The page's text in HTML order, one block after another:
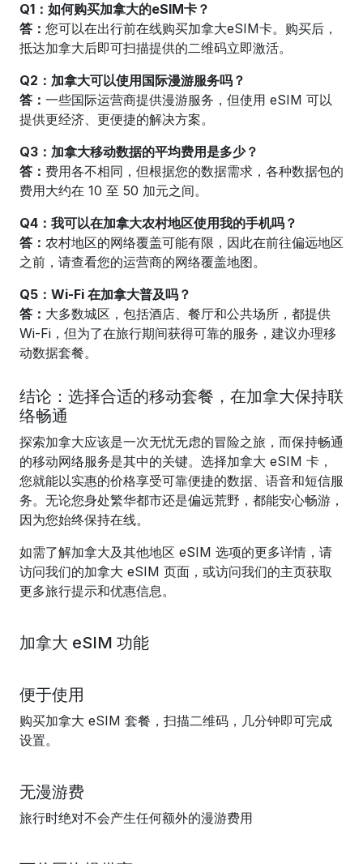
Q1：如何购买加拿大的eSIM卡？
答： 您可以在出行前在线购买加拿大eSIM卡。购买后，
抵达加拿大后即可扫描提供的二维码立即激活。
Q2：加拿大可以使用国际漫游服务吗？
答： 一些国际运营商提供漫游服务，但使用 eSIM 可以
提供更经济、更便捷的解决方案。
Q3：加拿大移动数据的平均费用是多少？
答： 费用各不相同，但根据您的数据需求，各种数据包的
费用大约在 10 至 50 加元之间。
Q4：我可以在加拿大农村地区使用我的手机吗？
答： 农村地区的网络覆盖可能有限，因此在前往偏远地区
之前，请查看您的运营商的网络覆盖地图。
Q5：Wi-Fi 在加拿大普及吗？
答： 大多数城区，包括酒店、餐厅和公共场所，都提供
Wi-Fi，但为了在旅行期间获得可靠的服务，建议办理移
动数据套餐。
结论：选择合适的移动套餐，在加拿大保持联
络畅通
探索加拿大应该是一次无忧无虑的冒险之旅，而保持畅通
的移动网络服务是其中的关键。选择加拿大 eSIM 卡，
您就能以实惠的价格享受可靠便捷的数据、语音和短信服
务。无论您身处繁华都市还是偏远荒野，都能安心畅游，
因为您始终保持在线。
如需了解加拿大及其他地区 eSIM 选项的更多详情，请
访问我们的加拿大 eSIM 页面，或访问我们的主页获取
更多旅行提示和优惠信息。
加拿大 eSIM 功能
便于使用
购买加拿大 eSIM 套餐，扫描二维码，几分钟即可完成
设置。
无漫游费
旅行时绝对不会产生任何额外的漫游费用